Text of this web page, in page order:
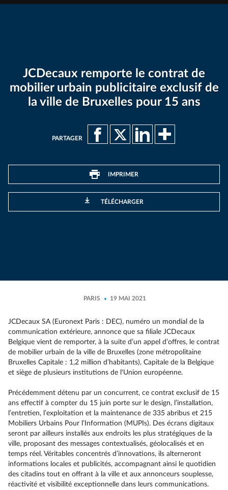
JCDecaux remporte le contrat de
mobilier urbain publicitaire exclusif de
la ville de Bruxelles pour 15 ans
PARTAGER
IMPRIMER
TÉLÉCHARGER
PARIS 19 MAI 2021
JCDecaux SA (Euronext Paris : DEC), numéro un mondial de la
communication extérieure, annonce que sa filiale JCDecaux
Belgique vient de remporter, à la suite d’un appel d’offres, le contrat
de mobilier urbain de la ville de Bruxelles (zone métropolitaine
Bruxelles Capitale : 1,2 million d’habitants), Capitale de la Belgique
et siège de plusieurs institutions de l'Union européenne.
Précédemment détenu par un concurrent, ce contrat exclusif de 15
ans effectif à compter du 15 juin porte sur le design, l’installation,
l’entretien, l’exploitation et la maintenance de 335 abribus et 215
Mobiliers Urbains Pour l’Information (MUPIs). Des écrans digitaux
seront par ailleurs installés aux endroits les plus stratégiques de la
ville, proposant des messages contextualisés, géolocalisés et en
temps réel. Véritables concentrés d’innovations, ils alterneront
informations locales et publicités, accompagnant ainsi le quotidien
des citadins tout en offrant à la ville et aux annonceurs souplesse,
réactivité et visibilité exceptionnelle dans leurs communications.